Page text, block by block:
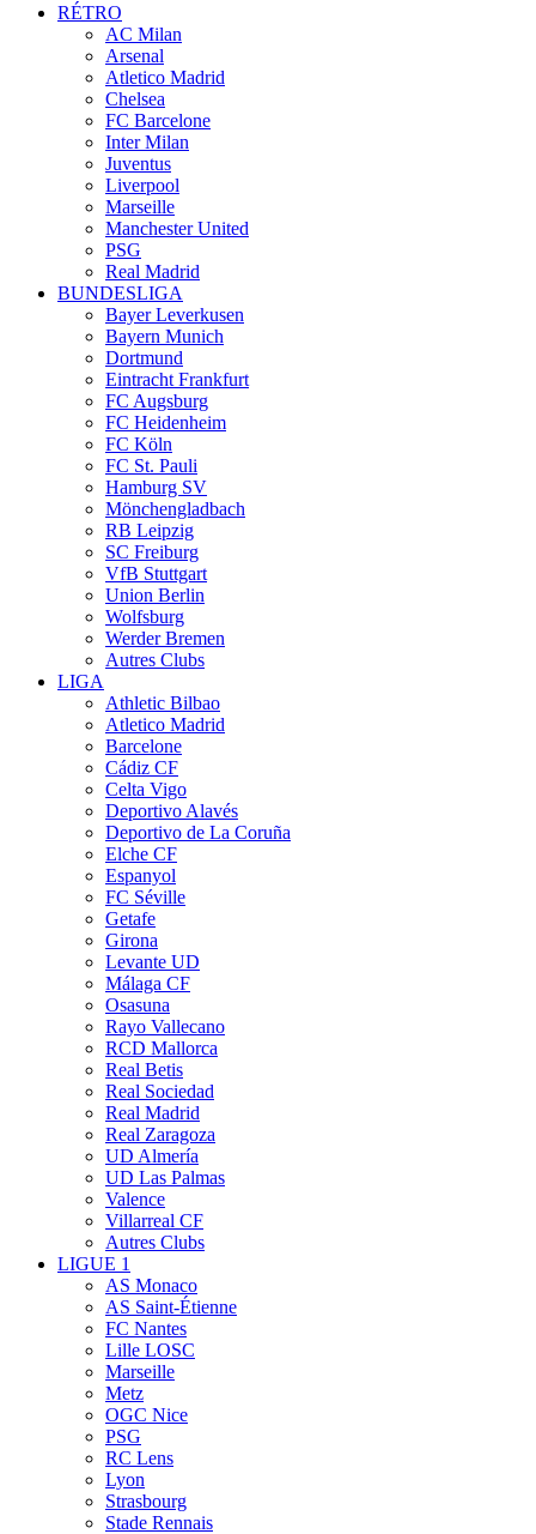
RÉTRO
AC Milan
Arsenal
Atletico Madrid
Chelsea
FC Barcelone
Inter Milan
Juventus
Liverpool
Marseille
Manchester United
PSG
Real Madrid
BUNDESLIGA
Bayer Leverkusen
Bayern Munich
Dortmund
Eintracht Frankfurt
FC Augsburg
FC Heidenheim
FC Köln
FC St. Pauli
Hamburg SV
Mönchengladbach
RB Leipzig
SC Freiburg
VfB Stuttgart
Union Berlin
Wolfsburg
Werder Bremen
Autres Clubs
LIGA
Athletic Bilbao
Atletico Madrid
Barcelone
Cádiz CF
Celta Vigo
Deportivo Alavés
Deportivo de La Coruña
Elche CF
Espanyol
FC Séville
Getafe
Girona
Levante UD
Málaga CF
Osasuna
Rayo Vallecano
RCD Mallorca
Real Betis
Real Sociedad
Real Madrid
Real Zaragoza
UD Almería
UD Las Palmas
Valence
Villarreal CF
Autres Clubs
LIGUE 1
AS Monaco
AS Saint-Étienne
FC Nantes
Lille LOSC
Marseille
Metz
OGC Nice
PSG
RC Lens
Lyon
Strasbourg
Stade Rennais